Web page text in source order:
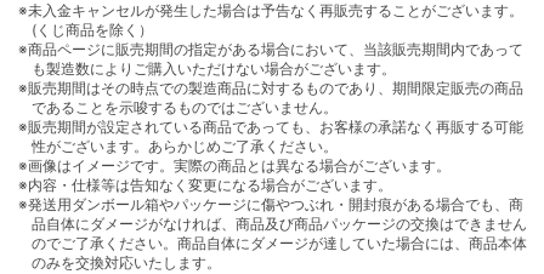
※未入金キャンセルが発生した場合は予告なく再販売することがございます。
(くじ商品を除く）
※商品ページに販売期間の指定がある場合において、当該販売期間内であって
も製造数によりご購入いただけない場合がございます。
※販売期間はその時点での製造商品に対するものであり、期間限定販売の商品
であることを示唆するものではございません。
※販売期間が設定されている商品であっても、お客様の承諾なく再販する可能
性がございます。あらかじめご了承ください。
※画像はイメージです。実際の商品とは異なる場合がございます。
※内容・仕様等は告知なく変更になる場合がございます。
※発送用ダンボール箱やパッケージに傷やつぶれ・開封痕がある場合でも、商
品自体にダメージがなければ、商品及び商品パッケージの交換はできません
のでご了承ください。商品自体にダメージが達していた場合には、商品本体
のみを交換対応いたします。